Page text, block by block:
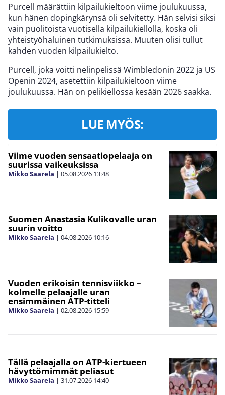
Purcell määrättiin kilpailukieltoon viime joulukuussa,
kun hänen dopingkärynsä oli selvitetty. Hän selvisi siksi
vain puolitoista vuotisella kilpailukiellolla, koska oli
yhteistyöhaluinen tutkimuksissa. Muuten olisi tullut
kahden vuoden kilpailukielto.
Purcell, joka voitti nelinpelissä Wimbledonin 2022 ja US
Openin 2024, asetettiin kilpailukieltoon viime
joulukuussa. Hän on pelikiellossa kesään 2026 saakka.
LUE MYÖS:
Viime vuoden sensaatiopelaaja on
suurissa vaikeuksissa
Mikko Saarela | 05.08.2026 13:48
Suomen Anastasia Kulikovalle uran
suurin voitto
Mikko Saarela | 04.08.2026 10:16
Vuoden erikoisin tennisviikko –
kolmelle pelaajalle uran
ensimmäinen ATP-titteli
Mikko Saarela | 02.08.2026 15:59
Tällä pelaajalla on ATP-kiertueen
hävyttömimmät peliasut
Mikko Saarela | 31.07.2026 14:40